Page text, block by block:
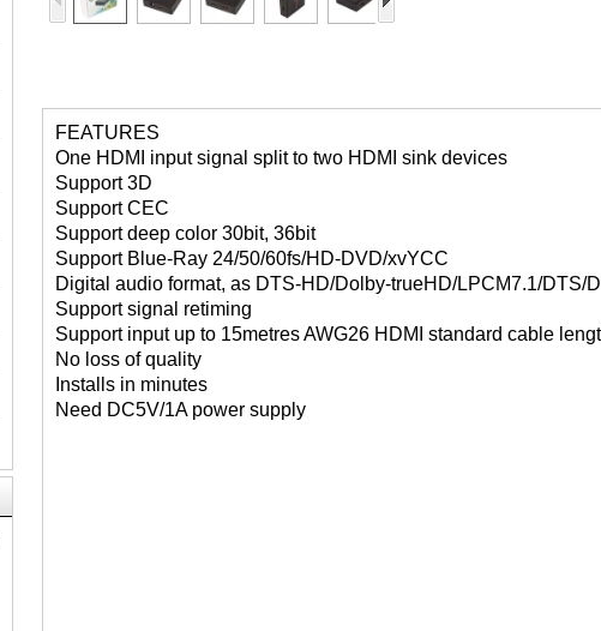
FEATURES
One HDMI input signal split to two HDMI sink devices
Support 3D
Support CEC
Support deep color 30bit, 36bit
Support Blue-Ray 24/50/60fs/HD-DVD/xvYCC
Digital audio format, as DTS-HD/Dolby-trueHD/LPCM7.1/DTS/
Support signal retiming
Support input up to 15metres AWG26 HDMI standard cable
No loss of quality
Installs in minutes
Need DC5V/1A power supply